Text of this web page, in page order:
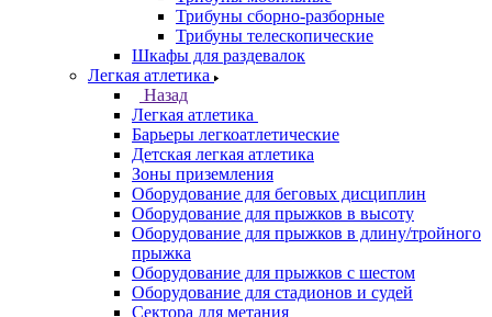
Трибуны сборно-разборные
Трибуны телескопические
Шкафы для раздевалок
Легкая атлетика
Назад
Легкая атлетика
Барьеры легкоатлетические
Детская легкая атлетика
Зоны приземления
Оборудование для беговых дисциплин
Оборудование для прыжков в высоту
Оборудование для прыжков в длину/тройного
прыжка
Оборудование для прыжков с шестом
Оборудование для стадионов и судей
Сектора для метания